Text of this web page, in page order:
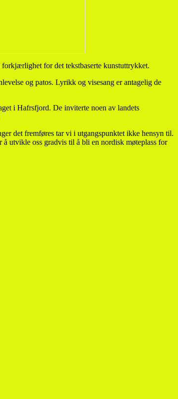
for det tekstbaserte kunstuttrykket.
og patos. Lyrikk og visesang er antagelig de
i Hafrsfjord. De inviterte noen av landets
det fremføres tar vi i utgangspunktet ikke hensyn til.
å utvikle oss gradvis til å bli en nordisk møteplass for